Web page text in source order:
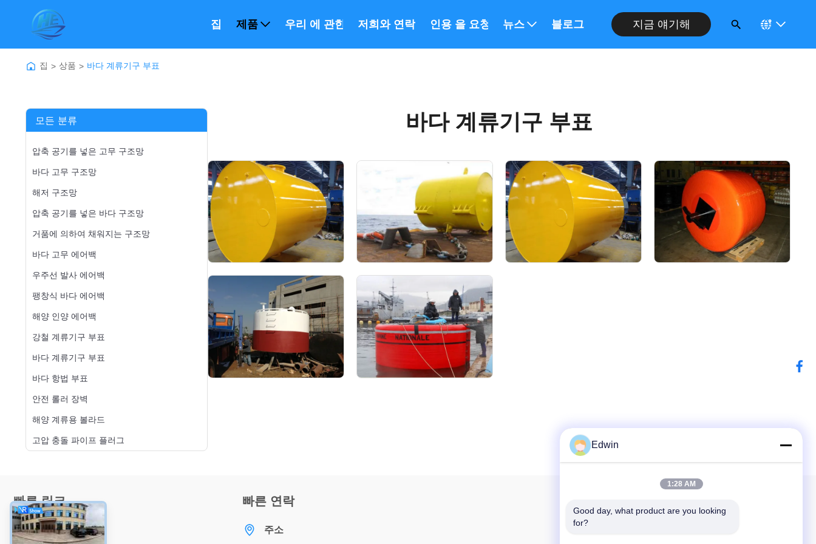
집 제품 우리 에 관한 것저희와 연락 인용 을 요청 하십시오
뉴스 블로그 지금 얘기해
집 > 상품 > 바다 계류기구 부표
모든 분류
압축 공기를 넣은 고무 구조망
바다 고무 구조망
해저 구조망
압축 공기를 넣은 바다 구조망
거품에 의하여 채워지는 구조망
바다 고무 에어백
우주선 발사 에어백
팽창식 바다 에어백
해양 인양 에어백
강철 계류기구 부표
바다 계류기구 부표
바다 항법 부표
안전 롤러 장벽
해양 계류용 볼라드
고압 충돌 파이프 플러그
바다 계류기구 부표
빠른 링크
집
빠른 연락
주소
Edwin
1:28 AM
Good day, what product are you looking
for?